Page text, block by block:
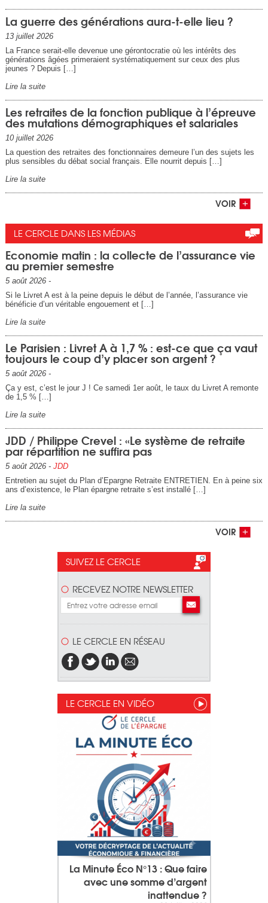
La guerre des générations aura-t-elle lieu ?
13 juillet 2026
La France serait-elle devenue une gérontocratie où les intérêts des
générations âgées primeraient systématiquement sur ceux des plus
jeunes ? Depuis […]
Lire la suite
Les retraites de la fonction publique à l’épreuve
des mutations démographiques et salariales
10 juillet 2026
La question des retraites des fonctionnaires demeure l’un des sujets les
plus sensibles du débat social français. Elle nourrit depuis […]
Lire la suite
VOIR
LE CERCLE DANS LES MÉDIAS
Economie matin : la collecte de l’assurance vie
au premier semestre
5 août 2026 -
Si le Livret A est à la peine depuis le début de l’année, l’assurance vie
bénéficie d’un véritable engouement et […]
Lire la suite
Le Parisien : Livret A à 1,7 % : est-ce que ça vaut
toujours le coup d’y placer son argent ?
5 août 2026 -
Ça y est, c’est le jour J ! Ce samedi 1er août, le taux du Livret A remonte
de 1,5 % […]
Lire la suite
JDD / Philippe Crevel : «Le système de retraite
par répartition ne suffira pas
5 août 2026 - JDD
Entretien au sujet du Plan d’Epargne Retraite ENTRETIEN. En à peine six
ans d’existence, le Plan épargne retraite s’est installé […]
Lire la suite
VOIR
SUIVEZ LE CERCLE
RECEVEZ NOTRE NEWSLETTER
LE CERCLE EN RÉSEAU
LE CERCLE EN VIDÉO
La Minute Éco N°13 : Que faire
avec une somme d’argent
inattendue ?